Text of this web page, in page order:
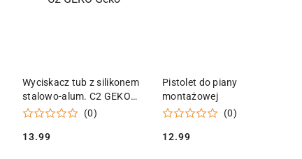
Wyciskacz tub z silikonem
stalowo-alum. C2 GEKO
Geko
(0)
Cena:
13.99
DODAJ DO KOSZYKA
Pistolet do piany
montażowej
(0)
Cena:
12.99
DODAJ DO KOSZYKA